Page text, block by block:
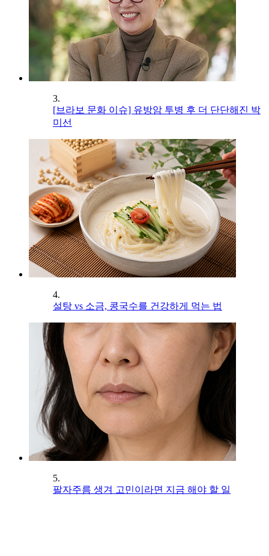
3.
[브라보 문화 이슈] 유방암 투병 후 더 단단해진 박
미선
4.
설탕 vs 소금, 콩국수를 건강하게 먹는 법
5.
팔자주름 생겨 고민이라면 지금 해야 할 일